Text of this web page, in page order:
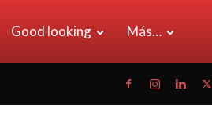
Good looking Más…